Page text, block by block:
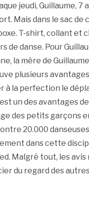
jeudi, Guillaume, 7
Mais dans le sac de
T-shirt, collant et
de danse. Pour
la mère de
plusieurs
à la perfection le
un des avantages de
des petits garçons
20.000
dans cette
Malgré tout, les
du regard des